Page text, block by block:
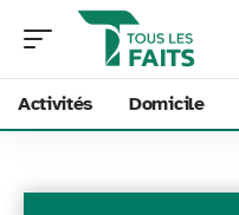
Activités Domicile